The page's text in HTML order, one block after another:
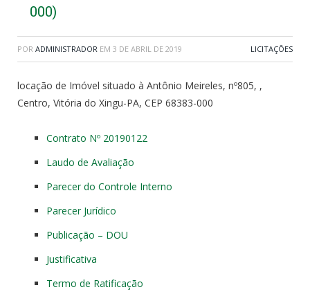
000)
POR ADMINISTRADOR EM 3 DE ABRIL DE 2019 LICITAÇÕES
locação de Imóvel situado à Antônio Meireles, nº805, ,
Centro, Vitória do Xingu-PA, CEP 68383-000
Contrato Nº 20190122
Laudo de Avaliação
Parecer do Controle Interno
Parecer Jurídico
Publicação – DOU
Justificativa
Termo de Ratificação